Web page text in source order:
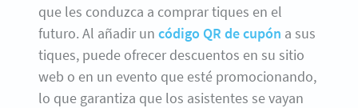
que les conduzca a comprar tiques en el
futuro. Al añadir un código QR de cupón a sus
tiques, puede ofrecer descuentos en su sitio
web o en un evento que esté promocionando,
lo que garantiza que los asistentes se vayan